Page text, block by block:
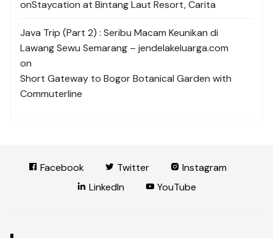
onStaycation at Bintang Laut Resort, Carita
Java Trip (Part 2) : Seribu Macam Keunikan di
Lawang Sewu Semarang – jendelakeluarga.com
on
Short Gateway to Bogor Botanical Garden with
Commuterline
Facebook Twitter
Instagram
LinkedIn
YouTube